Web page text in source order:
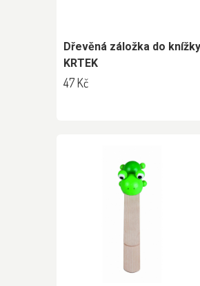
Dřevěná záložka do knížky
KRTEK
47 Kč